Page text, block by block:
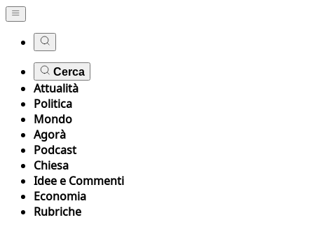
Cerca
Attualità
Politica
Mondo
Agorà
Podcast
Chiesa
Idee e Commenti
Economia
Rubriche